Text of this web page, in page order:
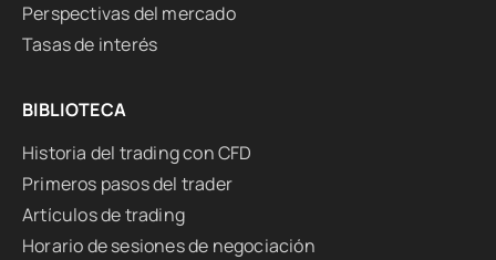
Perspectivas del mercado
Tasas de interés
BIBLIOTECA
Historia del trading con CFD
Primeros pasos del trader
Artículos de trading
Horario de sesiones de negociación